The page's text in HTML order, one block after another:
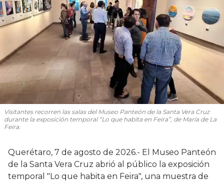
Visitantes recorren las salas del Museo Panteón de la Santa Vera Cruz
durante la exposición temporal “Lo que habita en Feira”, de María de La
Feira.
Querétaro, 7 de agosto de 2026.- El Museo Panteón
de la Santa Vera Cruz abrió al público la exposición
temporal "Lo que habita en Feira", una muestra de